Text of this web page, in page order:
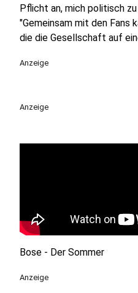
Pflicht an, mich politisch
"Gemeinsam mit den Fans
die die Gesellschaft auf
Anzeige
Anzeige
Bose - Der Sommer
Anzeige